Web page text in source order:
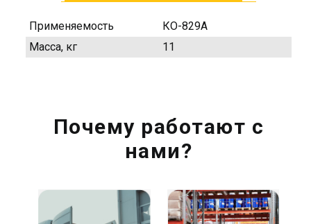
Применяемость
КО-829А
Масса, кг
11
Почему работают с
нами?